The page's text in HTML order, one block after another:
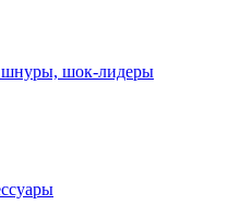
шнуры, шок-лидеры